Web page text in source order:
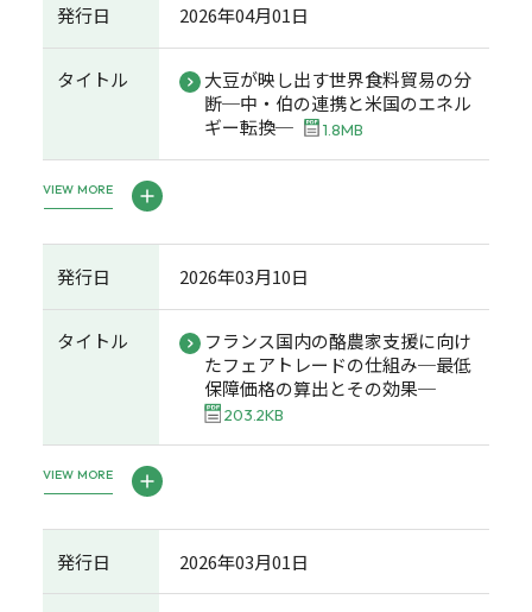
発行日 2026年04月01日
タイトル
大豆が映し出す世界食料貿易の分
断─中・伯の連携と米国のエネル
ギー転換─
1.8MB
VIEW MORE
発行日 2026年03月10日
タイトル
フランス国内の酪農家支援に向け
たフェアトレードの仕組み─最低
保障価格の算出とその効果─
203.2KB
VIEW MORE
発行日 2026年03月01日